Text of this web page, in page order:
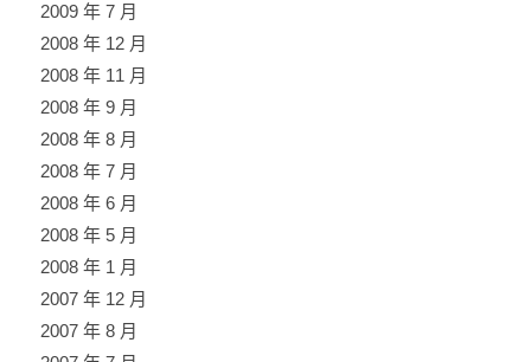
2009 年 7 月
2008 年 12 月
2008 年 11 月
2008 年 9 月
2008 年 8 月
2008 年 7 月
2008 年 6 月
2008 年 5 月
2008 年 1 月
2007 年 12 月
2007 年 8 月